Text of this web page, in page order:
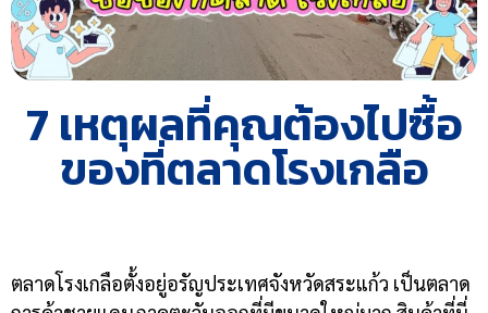
7 เหตุผลที่คุณต้องไปซื้อ
ของที่ตลาดโรงเกลือ
ตลาดโรงเกลือตั้งอยู่อรัญประเทศจังหวัดสระแก้ว เป็นตลาด